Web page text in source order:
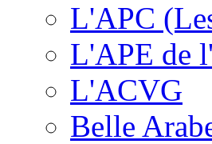
L'APC
L'APE de
L'ACVG
Belle